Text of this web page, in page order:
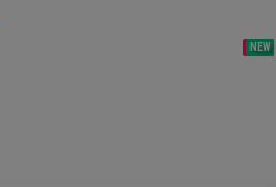
NEW
SALE
NEW
NEW